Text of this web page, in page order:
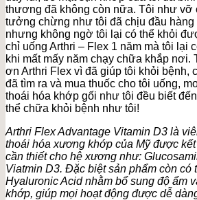
thương đã không còn nữa. Tôi như vỡ
tưởng chừng như tôi đã chịu đầu hàng
nhưng không ngờ tôi lại có thể khỏi
chỉ uống Arthri – Flex 1 năm mà tôi lại
khi mất mấy năm chạy chữa khắp nơi.
ơn Arthri Flex vì đã giúp tôi khỏi bệnh,
đã tìm ra và mua thuốc cho tôi uống,
thoái hóa khớp gối như tôi đều biết
thể chữa khỏi bệnh như tôi!
Arthri Flex Advantage Vitamin D3 là
thoái hóa xương khớp của Mỹ được
cần thiết cho hệ xương như:
Viatmin D3. Đặc biệt sản phẩm còn có
Hyaluronic Acid nhằm bổ sung độ ẩm
khớp, giúp mọi hoạt động được dễ